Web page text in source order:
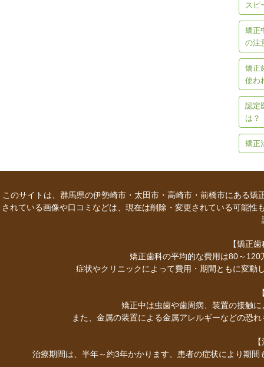
スピ
矯正
の注
矯正
使わ
認定
は？
矯正
このサイトは、群馬県の伊勢崎市・太田市・高崎市・前橋市にある
されている画像や口コミなどは、現在は削除・変更されている可能
【矯正
矯正歯科の平均的な費用は80～
症状やクリニックによって費用・期間ともに変動
矯正中は虫歯や歯周病、装置の接触
また、金属の装置による金属アレルギーなどの恐
治療期間は、半年～約3年かかります。患者の症状により期